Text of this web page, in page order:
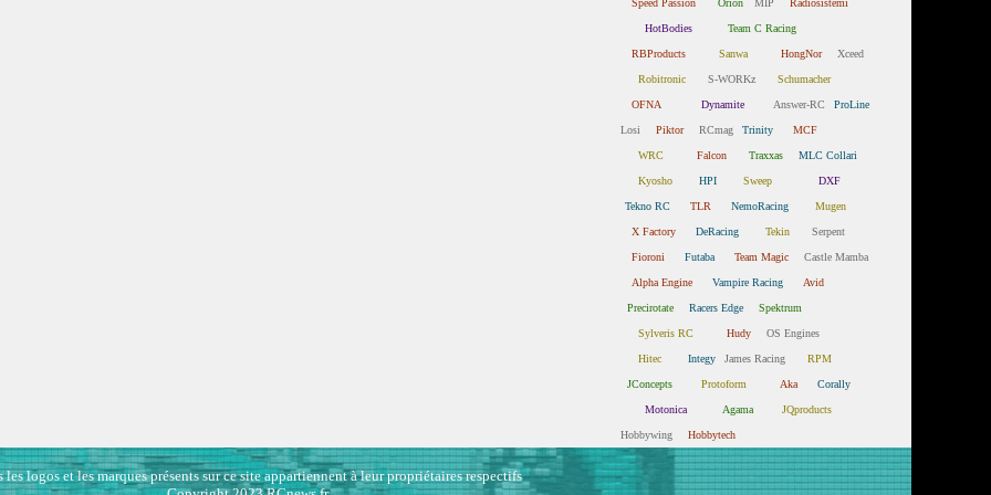
Speed Passion Orion MIP Radiosistemi
HotBodies Team C Racing
RBProducts Sanwa HongNor Xceed
Robitronic S-WORKz Schumacher
OFNA Dynamite Answer-RC ProLine
Losi Piktor RCmag Trinity MCF
WRC Falcon Traxxas MLC Collari
Kyosho HPI Sweep DXF
Tekno RC TLR NemoRacing Mugen
X Factory DeRacing Tekin Serpent
Fioroni Futaba Team Magic Castle Mamba
Alpha Engine Vampire Racing Avid
Precirotate Racers Edge Spektrum
Sylveris RC Hudy OS Engines
Hitec Integy James Racing RPM
JConcepts Protoform Aka Corally
Motonica Agama JQproducts
Hobbywing Hobbytech
les logos et les marques présents sur ce site appartiennent à leur propriétaires respectifs